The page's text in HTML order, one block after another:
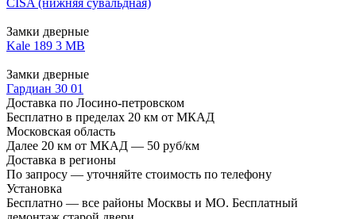
CISA (нижняя сувальдная)
Замки дверные
Kale 189 3 MB
Замки дверные
Гардиан 30 01
Доставка по Лосино-петровском
Бесплатно в пределах 20 км от МКАД
Московская область
Далее 20 км от МКАД — 50 руб/км
Доставка в регионы
По запросу — уточняйте стоимость по телефону
Установка
Бесплатно — все районы Москвы и МО. Бесплатный